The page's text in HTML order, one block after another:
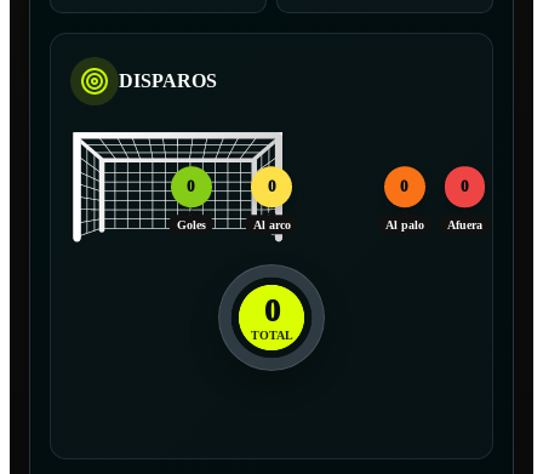
DISPAROS
0
Goles
0
Al arco
0
Al palo
0
Afuera
0
TOTAL